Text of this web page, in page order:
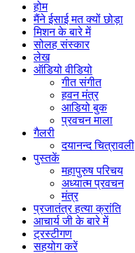
होम
मैंने ईसाई मत क्यों छोड़ा
मिशन के बारे में
सोलह संस्कार
लेख
ऑडियो वीडियो
गीत संगीत
हवन मंत्र
आडियो बुक
प्रवचन माला
गैलरी
दयानन्द चित्रावली
पुस्तकें
महापुरुष परिचय
अध्यात्म प्रवचन
मंत्र
प्रजातंत्र हत्या क्रांति
आचार्य जी के बारे में
ट्रस्टीगण
सहयोग करें